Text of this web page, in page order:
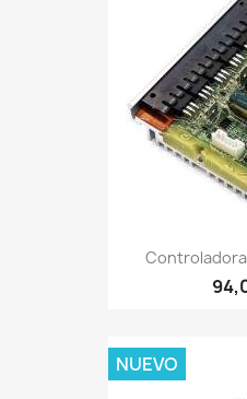
Controladora
NUEVO